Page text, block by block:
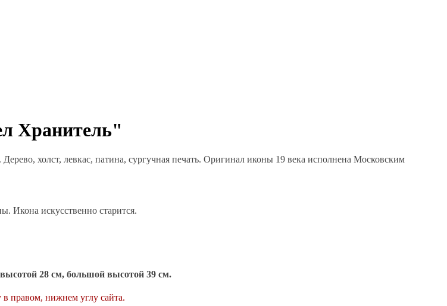
Хранитель"
холст, левкас, патина, сургучная печать. Оригинал иконы 19 века исполнена Московским
Икона искусственно старится.
28 см, большой высотой 39 см.
правом, нижнем углу сайта.